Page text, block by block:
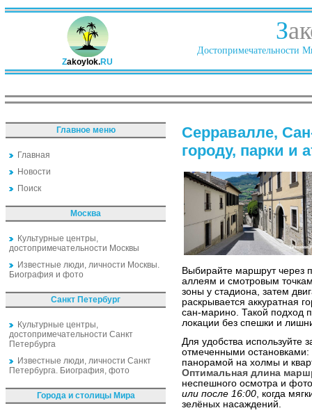
Zakoylok.RU
З
Достопримечательности
Главное меню
Главная
Новости
Поиск
Москва
Культурные центры,
достопримечательности Москвы
Известные люди, личности Москвы.
Биография и фото
Санкт Петербург
Культурные центры,
достопримечательности Санкт
Петербурга
Известные люди, личности Санкт
Петербурга. Биография, фото
Города и столицы Мира
Серравалле,
городу, парки и
Выбирайте маршрут через
аллеям и смотровым
зоны у стадиона, затем
раскрывается аккуратная
сан-марино. Такой подход
локации без спешки и
Для удобства используйте
отмеченными остановками:
панорамой на холмы и
Оптимальная длина
неспешного осмотра и
или после 16:00, когда
зелёных насаждений.